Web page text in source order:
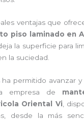
ventajas que
piso laminado en
la superficie para
la suciedad.
permitido avanzar
empresa de
Oriental Vi ,
desde la más